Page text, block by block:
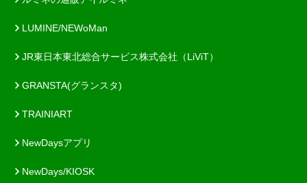
LUMINE/NEWoMan
JR東日本東北総合サービス株式会社（LiViT）
GRANSTA(グランスタ)
TRAINIART
NewDaysアプリ
NewDays/KIOSK